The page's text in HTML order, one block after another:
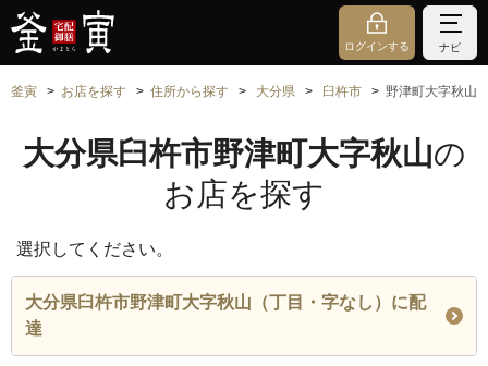
ログインする ナビ
釜寅 お店を探す 住所から探す 大分県 臼杵市 野津町大字秋山
大分県臼杵市野津町大字秋山の
お店を探す
選択してください。
大分県臼杵市野津町大字秋山（丁目・字なし）に配
達